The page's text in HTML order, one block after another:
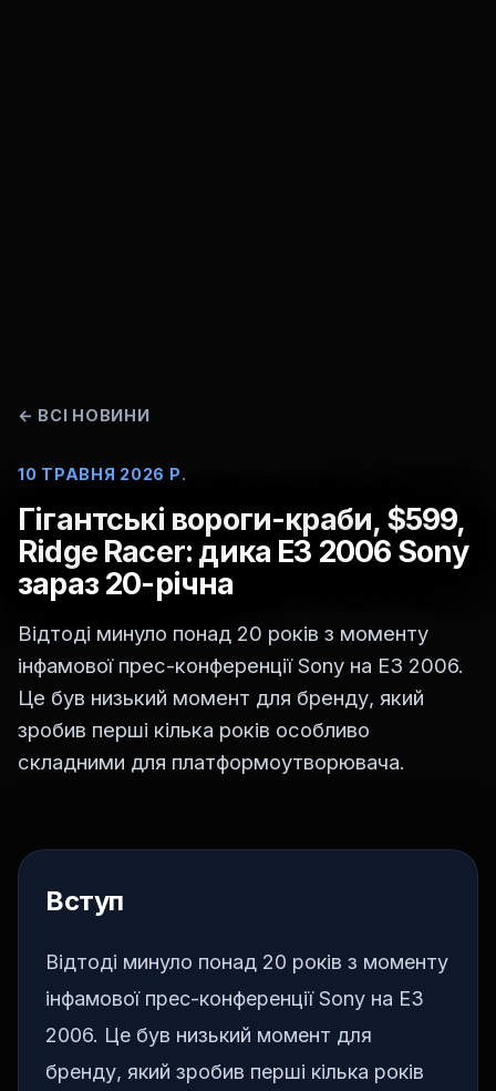
← ВСІ НОВИНИ
10 ТРАВНЯ 2026 Р.
Гігантські вороги-краби, $599,
Ridge Racer: дика E3 2006 Sony
зараз 20-річна
Відтоді минуло понад 20 років з моменту
інфамової прес-конференції Sony на E3 2006.
Це був низький момент для бренду, який
зробив перші кілька років особливо
складними для платформоутворювача.
Вступ
Відтоді минуло понад 20 років з моменту
інфамової прес-конференції Sony на E3
2006. Це був низький момент для
бренду, який зробив перші кілька років